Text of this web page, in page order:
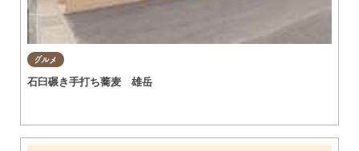
グルメ
石臼碾き手打ち蕎麦 雄岳